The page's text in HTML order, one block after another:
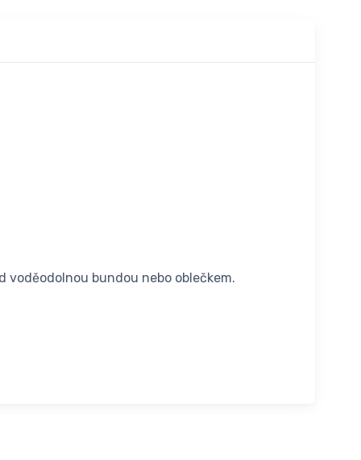
bundou nebo oblečkem.